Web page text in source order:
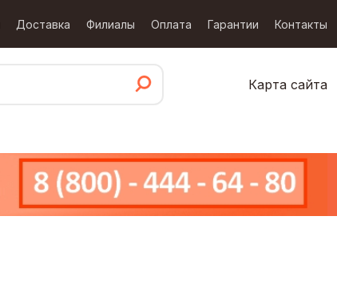
Доставка Филиалы Оплата Гарантии Контакты
Карта сайта